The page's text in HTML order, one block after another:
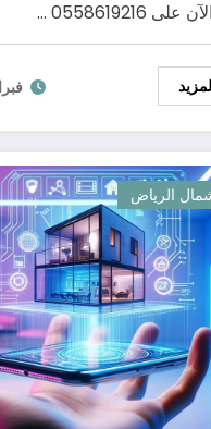
0558619216 …
فبراير
الرياض